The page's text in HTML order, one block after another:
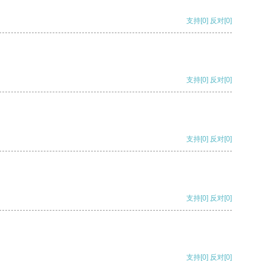
支持[0] 反对[0]
支持[0] 反对[0]
支持[0] 反对[0]
支持[0] 反对[0]
支持[0] 反对[0]